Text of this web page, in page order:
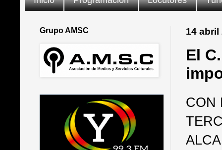
14 abril
El
CON
Grupo AMSC